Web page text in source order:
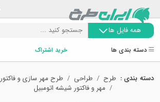
همه فایل ها
دسته بندی ها خرید اشتراک
دسته بندی : طرح طراحی
طرح مهر سازی و فاکتور
مهر و فاکتور شیشه اتومبیل